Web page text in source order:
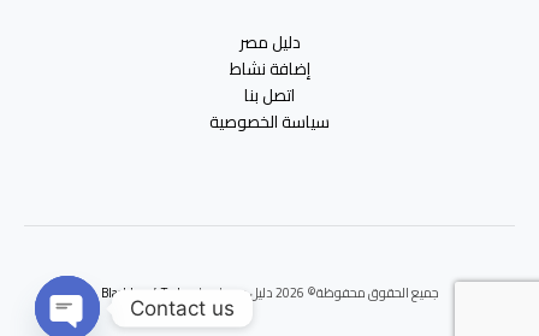
اطباء انف واذن وحنجرة(4)
اطباء اورام وعلاج كيميائى
اطباء اوعية دموية (1)
دليل مصر
إضافة نشاط
اتصل بنا
سياسة الخصوصية
جميع الحقوق محفوظة© 2026 دليل مصر | برعايه Blackbox 4 Tech
Contact us